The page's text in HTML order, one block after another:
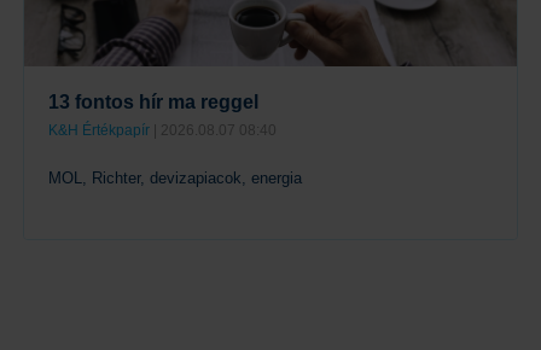
13 fontos hír ma reggel
K&H Értékpapír | 2026.08.07 08:40
MOL, Richter, devizapiacok, energia